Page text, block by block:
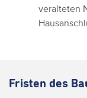
veralteten
Fristen des